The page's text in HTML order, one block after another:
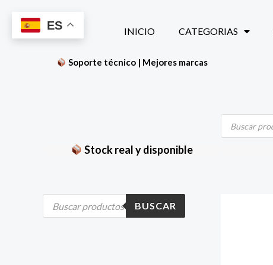
contenido
INICIO CATEGORIAS
Soporte técnico | Mejores marcas
Búsqueda
productos
Stock real y disponible
B
s
BUSCAR
ES